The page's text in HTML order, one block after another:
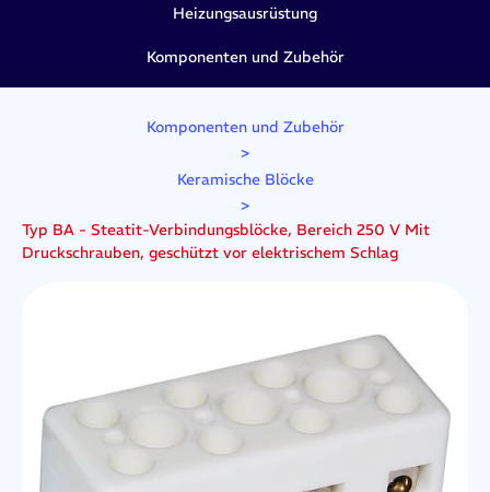
Heizungsausrüstung
Komponenten und Zubehör
Komponenten und Zubehör
>
Keramische Blöcke
>
Typ BA - Steatit-Verbindungsblöcke, Bereich 250 V Mit
Druckschrauben, geschützt vor elektrischem Schlag